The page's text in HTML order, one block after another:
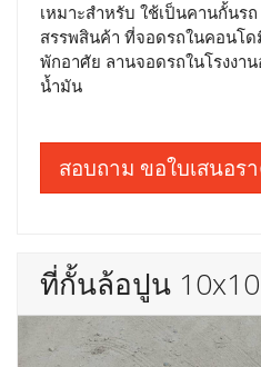
เหมาะสำหรับ ใช้เป็นคานกั้นร
สรรพสินค้า ที่จอดรถในคอนโ
พักอาศัย ลานจอดรถในโรงงา
น้ำมัน
สอบถาม ขอใบเสนอร
ที่กั้นล้อปูน 10x10